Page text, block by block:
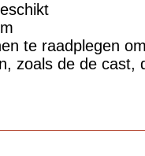
te raadplegen
zoals de de cast,